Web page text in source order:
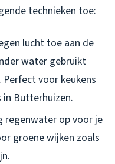
technieken toe:
lucht toe aan de
water gebruikt
voor keukens
in Butterhuizen.
regenwater op voor je
groene wijken zoals